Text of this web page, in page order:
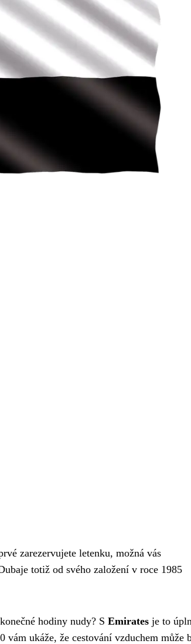
zarezervujete letenku, možná vás
totiž od svého založení v roce 1985
hodiny nudy? S Emirates je to
ukáže, že cestování vzduchem může